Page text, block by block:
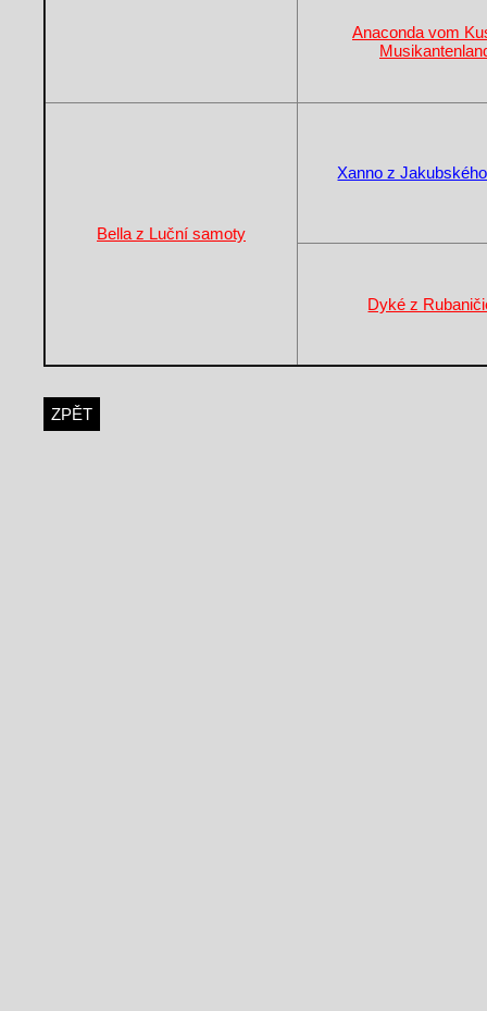
Anaconda vom
Bella z Luční samoty
Xanno z
Dyké z
ZPĚT